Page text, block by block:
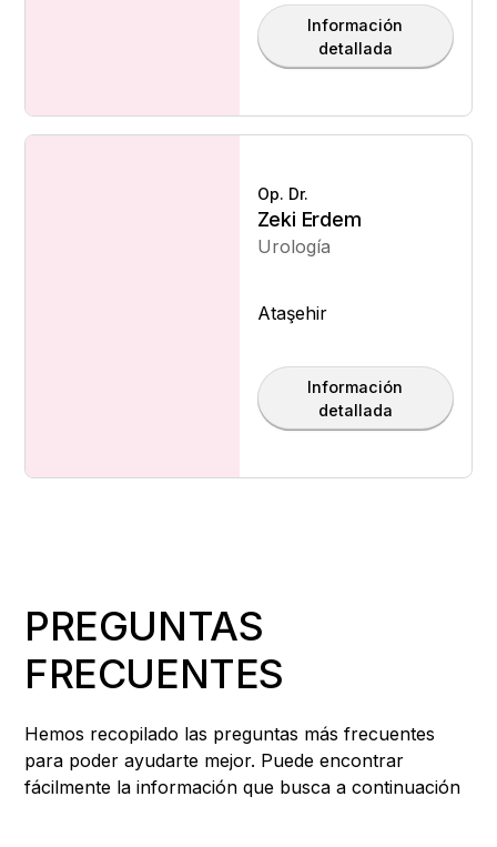
Información
detallada
Op. Dr.
Zeki Erdem
Urología
Ataşehir
Información
detallada
PREGUNTAS
FRECUENTES
Hemos recopilado las preguntas más frecuentes
para poder ayudarte mejor. Puede encontrar
fácilmente la información que busca a continuación